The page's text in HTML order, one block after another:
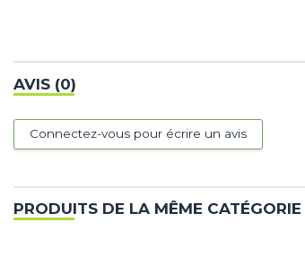
AVIS (0)
Connectez-vous pour écrire un avis
PRODUITS DE LA MÊME CATÉGORIE